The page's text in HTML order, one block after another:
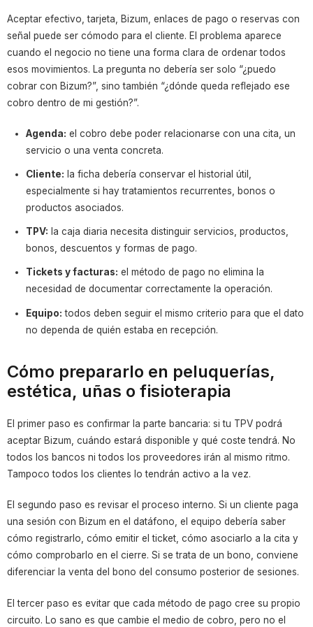
Aceptar efectivo, tarjeta, Bizum, enlaces de pago o reservas con
señal puede ser cómodo para el cliente. El problema aparece
cuando el negocio no tiene una forma clara de ordenar todos
esos movimientos. La pregunta no debería ser solo “¿puedo
cobrar con Bizum?”, sino también “¿dónde queda reflejado ese
cobro dentro de mi gestión?”.
Agenda: el cobro debe poder relacionarse con una cita, un
servicio o una venta concreta.
Cliente: la ficha debería conservar el historial útil,
especialmente si hay tratamientos recurrentes, bonos o
productos asociados.
TPV: la caja diaria necesita distinguir servicios, productos,
bonos, descuentos y formas de pago.
Tickets y facturas: el método de pago no elimina la
necesidad de documentar correctamente la operación.
Equipo: todos deben seguir el mismo criterio para que el dato
no dependa de quién estaba en recepción.
Cómo prepararlo en peluquerías,
estética, uñas o fisioterapia
El primer paso es confirmar la parte bancaria: si tu TPV podrá
aceptar Bizum, cuándo estará disponible y qué coste tendrá. No
todos los bancos ni todos los proveedores irán al mismo ritmo.
Tampoco todos los clientes lo tendrán activo a la vez.
El segundo paso es revisar el proceso interno. Si un cliente paga
una sesión con Bizum en el datáfono, el equipo debería saber
cómo registrarlo, cómo emitir el ticket, cómo asociarlo a la cita y
cómo comprobarlo en el cierre. Si se trata de un bono, conviene
diferenciar la venta del bono del consumo posterior de sesiones.
El tercer paso es evitar que cada método de pago cree su propio
circuito. Lo sano es que cambie el medio de cobro, pero no el